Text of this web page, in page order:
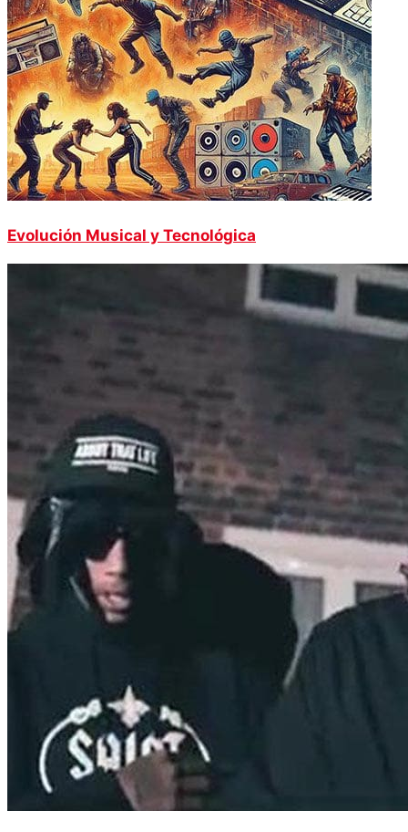
Evolución Musical y Tecnológica